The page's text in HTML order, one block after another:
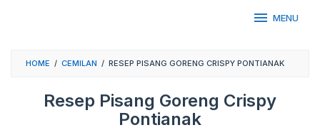
MENU
HOME / CEMILAN / RESEP PISANG GORENG CRISPY PONTIANAK
Resep Pisang Goreng Crispy
Pontianak